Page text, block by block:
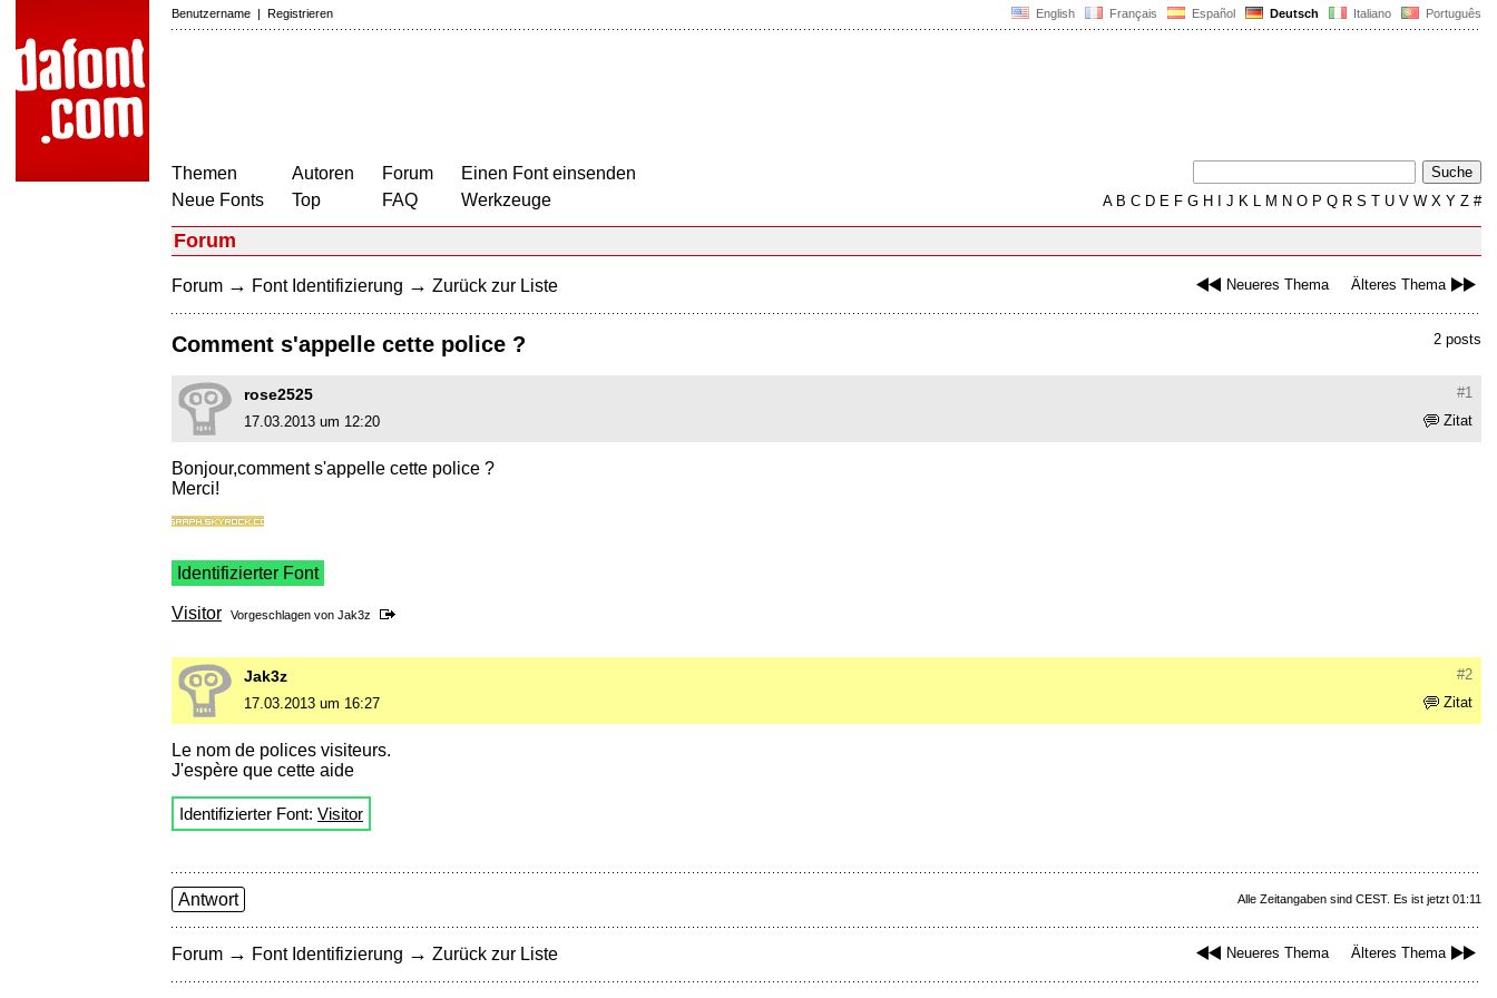
English Français Español Deutsch Italiano Português
Benutzername | Registrieren
Themen
Neue Fonts
Autoren
Top
Forum
FAQ
Einen Font einsenden
Werkzeuge
AB C D E F G H J K L M N O P Q R S T U V W X Y Z #
Forum
Neueres Thema Älteres Thema
Forum → Font Identifizierung → Zurück zur Liste
2 posts
Comment s'appelle cette police ?
#1
rose2525
Zitat
17.03.2013 um 12:20
Bonjour,comment s'appelle cette police ?
Merci!
Identifizierter Font
Visitor Vorgeschlagen von Jak3z
#2
Jak3z
Zitat
17.03.2013 um 16:27
Le nom de polices visiteurs.
J'espère que cette aide
Identifizierter Font: Visitor
Alle Zeitangaben sind CEST. Es ist jetzt 01:11
Antwort
Neueres Thema Älteres Thema
Forum → Font Identifizierung → Zurück zur Liste